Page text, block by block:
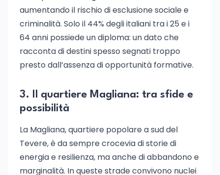
aumentando il rischio di esclusione sociale e
criminalità. Solo il 44% degli italiani tra i 25 e i
64 anni possiede un diploma: un dato che
racconta di destini spesso segnati troppo
presto dall’assenza di opportunità formative.
3. Il quartiere Magliana: tra sfide e
possibilità
La Magliana, quartiere popolare a sud del
Tevere, è da sempre crocevia di storie di
energia e resilienza, ma anche di abbandono e
marginalità. In queste strade convivono nuclei